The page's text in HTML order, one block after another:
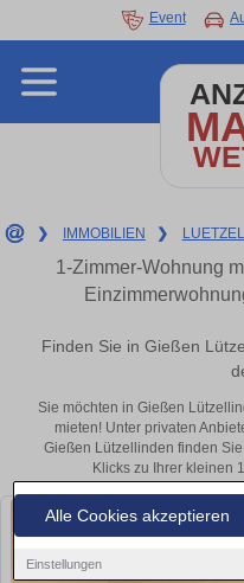
Alle Cookies akzeptieren
Einstellungen
Event
❯ IMMOBILIEN ❯
1-Zimmer-Wohnung
Finden Sie in Gießen
Sie möchten in Gießen
mieten! Unter privaten
Gießen Lützellinden finden
Klicks zu Ihrer kleinen